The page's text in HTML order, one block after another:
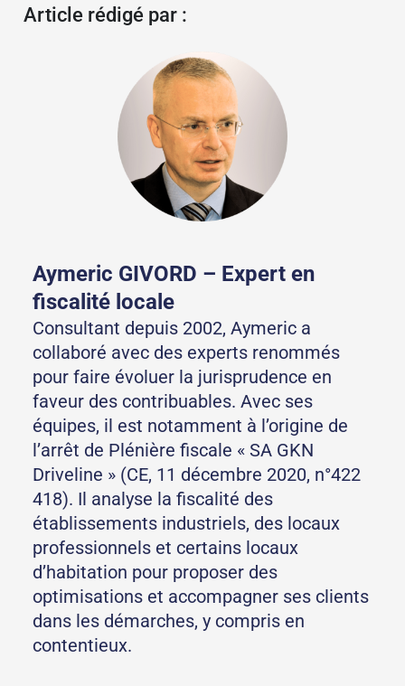
Article rédigé par :
Aymeric GIVORD – Expert en
fiscalité locale
Consultant depuis 2002, Aymeric a
collaboré avec des experts renommés
pour faire évoluer la jurisprudence en
faveur des contribuables. Avec ses
équipes, il est notamment à l’origine de
l’arrêt de Plénière fiscale « SA GKN
Driveline » (CE, 11 décembre 2020, n°422
418). Il analyse la fiscalité des
établissements industriels, des locaux
professionnels et certains locaux
d’habitation pour proposer des
optimisations et accompagner ses clients
dans les démarches, y compris en
contentieux.